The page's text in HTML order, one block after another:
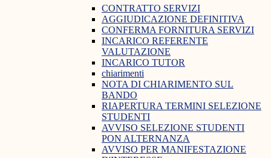
CONTRATTO SERVIZI
AGGIUDICAZIONE DEFINITIVA
CONFERMA FORNITURA SERVIZI
INCARICO REFERENTE
VALUTAZIONE
INCARICO TUTOR
chiarimenti
NOTA DI CHIARIMENTO SUL
BANDO
RIAPERTURA TERMINI SELEZIONE
STUDENTI
AVVISO SELEZIONE STUDENTI
PON ALTERNANZA
AVVISO PER MANIFESTAZIONE